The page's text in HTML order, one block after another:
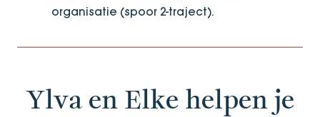
organisatie (spoor 2-traject).
Ylva en Elke helpen je